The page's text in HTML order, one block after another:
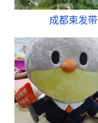
成都束发带